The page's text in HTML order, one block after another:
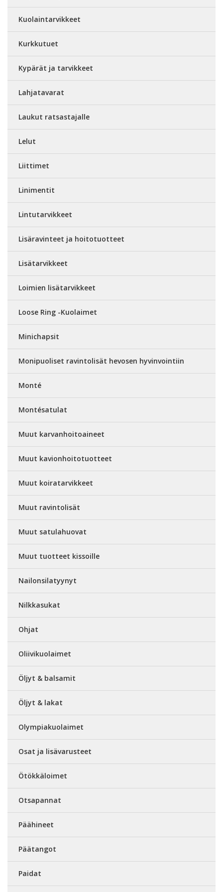
Kuolaintarvikkeet
Kurkkutuet
Kypärät ja tarvikkeet
Lahjatavarat
Laukut ratsastajalle
Lelut
Liittimet
Linimentit
Lintutarvikkeet
Lisäravinteet ja hoitotuotteet
Lisätarvikkeet
Loimien lisätarvikkeet
Loose Ring -Kuolaimet
Minichapsit
Monipuoliset ravintolisät hevosen hyvinvointiin
Monté
Montésatulat
Muut karvanhoitoaineet
Muut kavionhoitotuotteet
Muut koiratarvikkeet
Muut ravintolisät
Muut satulahuovat
Muut tuotteet kissoille
Nailonsilatyynyt
Nilkkasukat
Ohjat
Oliivikuolaimet
Öljyt & balsamit
Öljyt & lakat
Olympiakuolaimet
Osat ja lisävarusteet
Ötökkäloimet
Otsapannat
Päähineet
Päätangot
Paidat